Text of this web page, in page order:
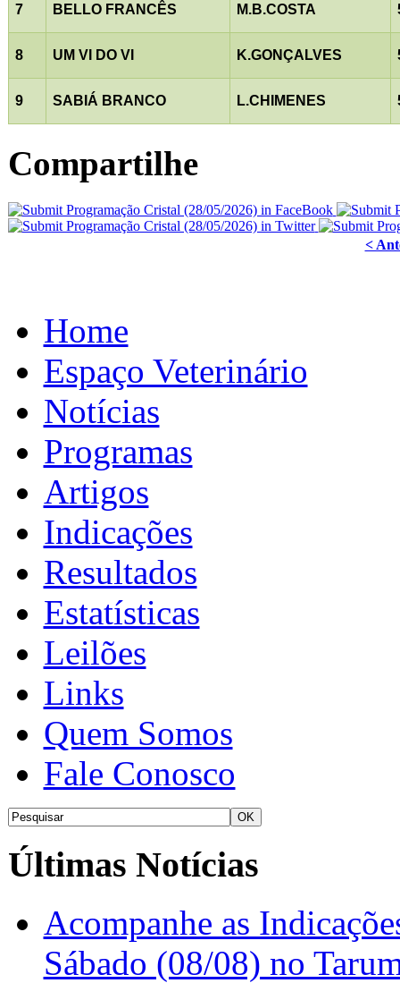
7 BELLO FRANCÊS M.B.COSTA
8 UM VI DO VI K.GONÇALVES
9 SABIÁ BRANCO L.CHIMENES
Compartilhe
<
Home
Espaço Veterinário
Notícias
Programas
Artigos
Indicações
Resultados
Estatísticas
Leilões
Links
Quem Somos
Fale Conosco
Últimas Notícias
Acompanhe as
Sábado (08/08) no